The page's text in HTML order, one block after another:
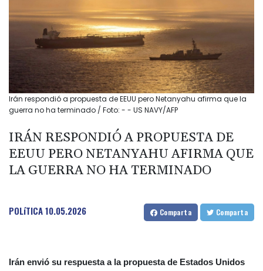
Irán respondió a propuesta de EEUU pero Netanyahu afirma que la
guerra no ha terminado / Foto: - - US NAVY/AFP
IRÁN RESPONDIÓ A PROPUESTA DE
EEUU PERO NETANYAHU AFIRMA QUE
LA GUERRA NO HA TERMINADO
POLíTICA10.05.2026 Comparta Comparta
Irán envió su respuesta a la propuesta de Estados Unidos